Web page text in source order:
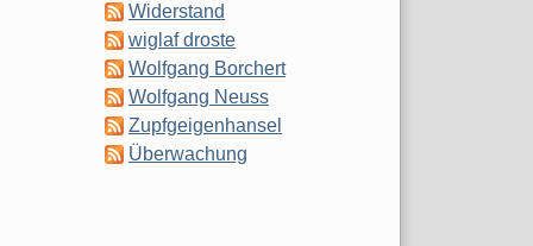
Widerstand
wiglaf droste
Wolfgang Borchert
Wolfgang Neuss
Zupfgeigenhansel
Überwachung